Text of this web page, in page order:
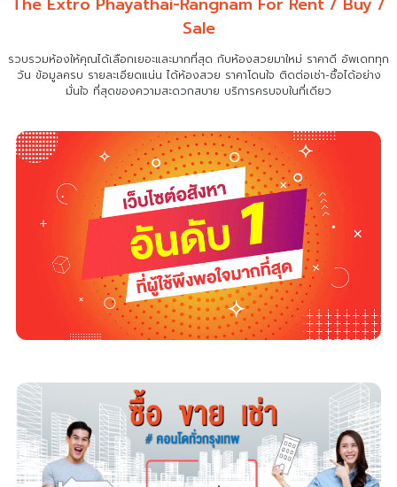
Sale
รวบรวมห้องให้คุณได้เลือกเยอะและมากที่สุด กับห้องสวยมาใหม่ ราคาดี อัพเดททุก
วัน ข้อมูลครบ รายละเอียดแน่นได้ห้องสวย ราคาโดนใจ ติดต่อเช่า-ซื้อได้อย่าง
มั่นใจ ที่สุดของความสะดวกสบาย บริการครบจบในที่เดียว